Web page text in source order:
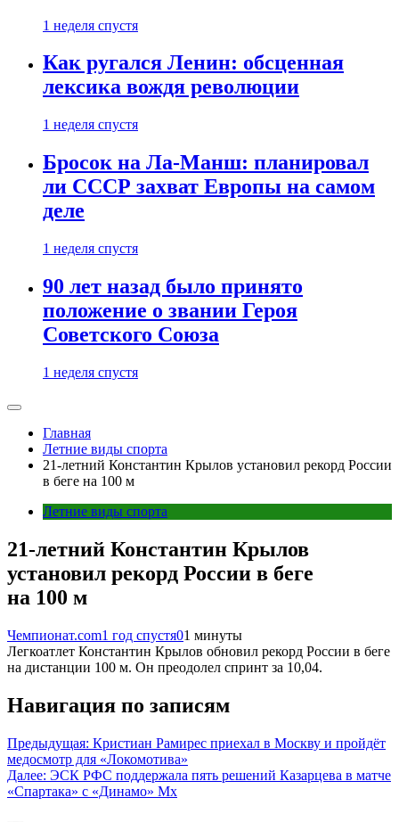
1 неделя спустя
Как ругался Ленин: обсценная
лексика вождя революции
1 неделя спустя
Бросок на Ла-Манш: планировал
ли СССР захват Европы на самом
деле
1 неделя спустя
90 лет назад было принято
положение о звании Героя
Советского Союза
1 неделя спустя
Главная
Летние виды спорта
21-летний Константин Крылов установил рекорд России
в беге на 100 м
Летние виды спорта
21-летний Константин Крылов
установил рекорд России в беге
на 100 м
Чемпионат.com1 год спустя01 минуты
Легкоатлет Константин Крылов обновил рекорд России в беге
на дистанции 100 м. Он преодолел спринт за 10,04.
Навигация по записям
Предыдущая: Кристиан Рамирес приехал в Москву и пройдёт
медосмотр для «Локомотива»
Далее: ЭСК РФС поддержала пять решений Казарцева в матче
«Спартака» с «Динамо» Мх